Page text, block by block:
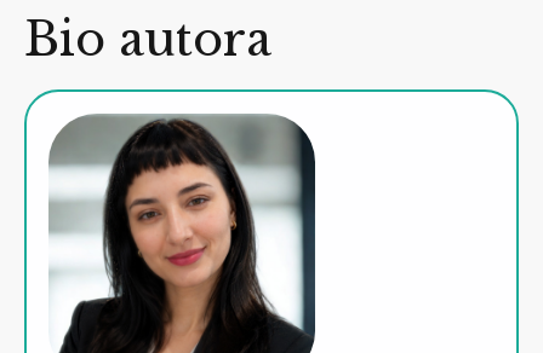
Bio autora